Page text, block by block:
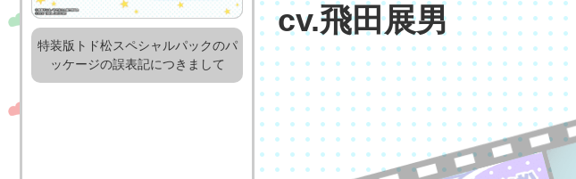
特装版トド松スペシャルパックのパ
ッケージの誤表記につきまして
cv.飛田展男